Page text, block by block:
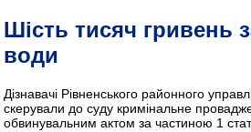
Шість тисяч гривень
води
Дізнавачі Рівненського районного
скерували до суду кримінальне
обвинувальним актом за частиною 1